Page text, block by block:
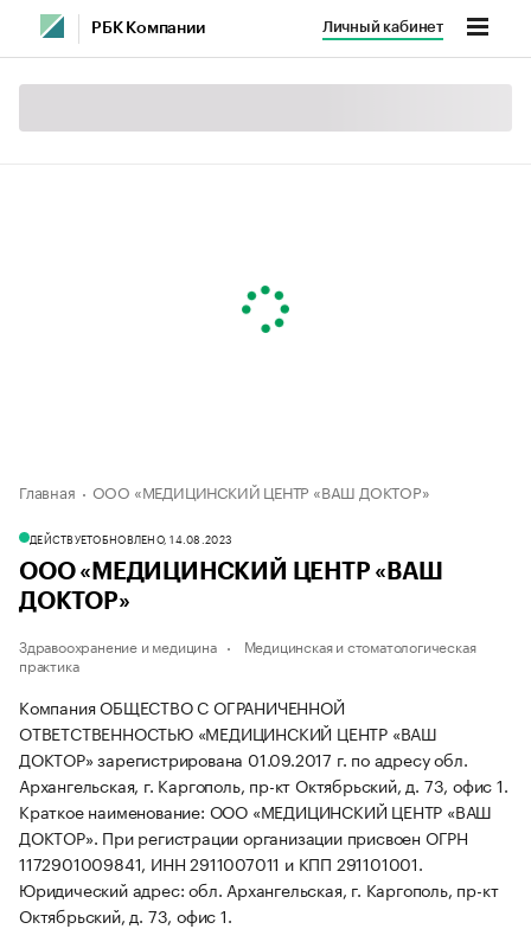
РБК Компании Личный кабинет
Главная ООО «МЕДИЦИНСКИЙ ЦЕНТР «ВАШ ДОКТОР»
ДЕЙСТВУЕТОБНОВЛЕНО, 14.08.2023
ООО «МЕДИЦИНСКИЙ ЦЕНТР «ВАШ
ДОКТОР»
Здравоохранение и медицина
Медицинская и стоматологическая
практика
Компания ОБЩЕСТВО С ОГРАНИЧЕННОЙ
ОТВЕТСТВЕННОСТЬЮ «МЕДИЦИНСКИЙ ЦЕНТР «ВАШ
ДОКТОР» зарегистрирована 01.09.2017 г. по адресу обл.
Архангельская, г. Каргополь, пр-кт Октябрьский, д. 73, офис 1.
Краткое наименование: ООО «МЕДИЦИНСКИЙ ЦЕНТР «ВАШ
ДОКТОР». При регистрации организации присвоен ОГРН
1172901009841, ИНН 2911007011 и КПП 291101001.
Юридический адрес: обл. Архангельская, г. Каргополь, пр-кт
Октябрьский, д. 73, офис 1.